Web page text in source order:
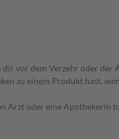
vor dem Verzehr oder
zu einem Produkt hast,
oder eine Apothekerin